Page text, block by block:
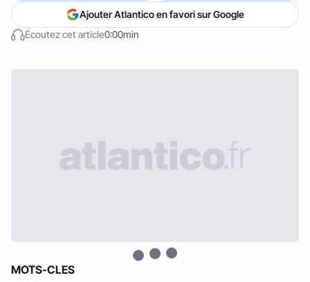
Écoutez cet article0:00min
Ajouter Atlantico en favori sur Google
MOTS-CLES